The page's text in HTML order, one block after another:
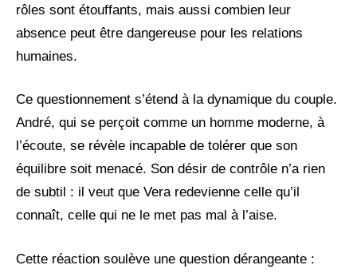
rôles sont étouffants, mais aussi combien leur
absence peut être dangereuse pour les relations
humaines.
Ce questionnement s’étend à la dynamique du couple.
André, qui se perçoit comme un homme moderne, à
l’écoute, se révèle incapable de tolérer que son
équilibre soit menacé. Son désir de contrôle n’a rien
de subtil : il veut que Vera redevienne celle qu’il
connaît, celle qui ne le met pas mal à l’aise.
Cette réaction soulève une question dérangeante :